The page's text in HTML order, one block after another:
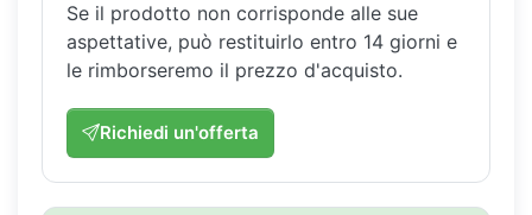
Se il prodotto non corrisponde alle sue
aspettative, può restituirlo entro 14 giorni e
le rimborseremo il prezzo d'acquisto.
Richiedi un'offerta